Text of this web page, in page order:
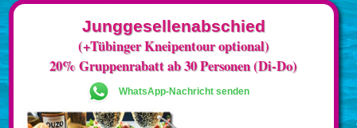
Junggesellenabschied
(+Tübinger Kneipentour optional)
20% Gruppenrabatt ab 30 Personen (Di-Do)
WhatsApp-Nachricht senden